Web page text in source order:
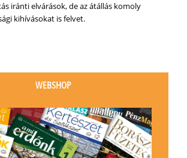
iránti elvárások, de az átállás komoly
kihívásokat is felvet.
WEBSHOP